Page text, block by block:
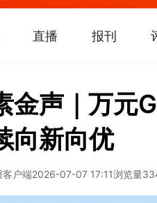
直播 报刊
金声｜万元
向新向优
客户端2026-07-07 17:11浏览量